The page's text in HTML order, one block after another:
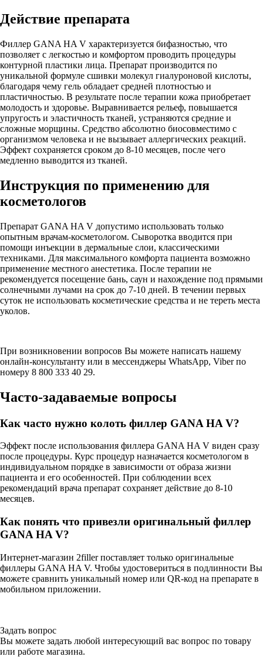
Действие препарата
Филлер GANA HA V характеризуется бифазностью, что
позволяет с легкостью и комфортом проводить процедуры
контурной пластики лица. Препарат производится по
уникальной формуле сшивки молекул гиалуроновой кислоты,
благодаря чему гель обладает средней плотностью и
пластичностью. В результате после терапии кожа приобретает
молодость и здоровье. Выравнивается рельеф, повышается
упругость и эластичность тканей, устраняются средние и
сложные морщины. Средство абсолютно биосовместимо с
организмом человека и не вызывает аллергических реакций.
Эффект сохраняется сроком до 8-10 месяцев, после чего
медленно выводится из тканей.
Инструкция по применению для
косметологов
Препарат GANA HA V допустимо использовать только
опытным врачам-косметологом. Сыворотка вводится при
помощи инъекции в дермальные слои, классическими
техниками. Для максимального комфорта пациента возможно
применение местного анестетика. После терапии не
рекомендуется посещение бань, саун и нахождение под прямыми
солнечными лучами на срок до 7-10 дней. В течении первых
суток не использовать косметические средства и не тереть места
уколов.
При возникновении вопросов Вы можете написать нашему
онлайн-консультанту или в мессенджеры WhatsApp, Viber по
номеру 8 800 333 40 29.
Часто-задаваемые вопросы
Как часто нужно колоть филлер GANA HA V?
Эффект после использования филлера GANA HA V виден сразу
после процедуры. Курс процедур назначается косметологом в
индивидуальном порядке в зависимости от образа жизни
пациента и его особенностей. При соблюдении всех
рекомендаций врача препарат сохраняет действие до 8-10
месяцев.
Как понять что привезли оригинальный филлер
GANA HA V?
Интернет-магазин 2filler поставляет только оригинальные
филлеры GANA HA V. Чтобы удостовериться в подлинности Вы
можете сравнить уникальный номер или QR-код на препарате в
мобильном приложении.
Задать вопрос
Вы можете задать любой интересующий вас вопрос по товару
или работе магазина.